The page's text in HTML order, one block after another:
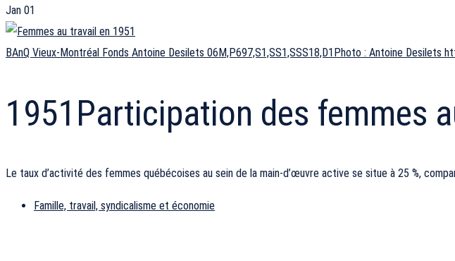
Jan 01
BAnQ Vieux-Montréal Fonds Antoine Desilets 06M,P697,S1,SS1,SSS18,D1Photo : Antoine
1951 Participation des femmes
Le taux d’activité des femmes québécoises au sein de la main-d’œuvre active se situe à 25 %,
Famille, travail, syndicalisme et économie